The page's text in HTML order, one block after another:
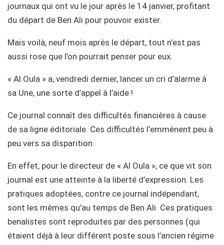
journaux qui ont vu le jour après le 14 janvier, profitant
du départ de Ben Ali pour pouvoir exister.
Mais voilà, neuf mois après le départ, tout n’est pas
aussi rose que l’on pourrait penser pour eux.
« Al Oula » a, vendredi dernier, lancer un cri d’alarme à
sa Une, une sorte d’appel à l’aide !
Ce journal connaît des difficultés financières à cause
de sa ligne éditoriale. Ces difficultés l’emmènent peu à
peu vers sa disparition.
En effet, pour le directeur de « Al Oula », ce que vit son
journal est une atteinte à la liberté d’expression. Les
pratiques adoptées, contre ce journal indépendant,
sont les mêmes qu’au temps de Ben Ali. Ces pratiques
benalistes sont reproduites par des personnes (qui
étaient déjà à leur différent poste sous l’ancien régime